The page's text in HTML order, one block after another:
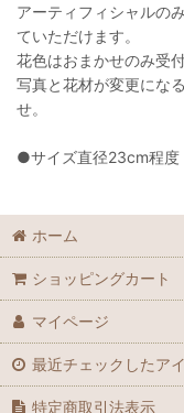
アーティフィシャルの
ていただけます。
花色はおまかせのみ受付
写真と花材が変更にな
せ。
●サイズ直径23cm程度
ホーム
ショッピングカート
マイページ
最近チェックしたア
特定商取引法表示